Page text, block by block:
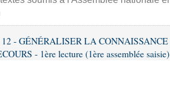
des lois
12 - GÉNÉRALISER LA
- 1ère lecture (1ère assemblée